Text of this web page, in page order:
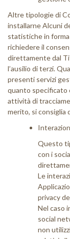
Altre tipologie di
installarne Alcuni
statistiche in
richiedere il
direttamente dal
l’ausilio di terzi.
presenti servizi
quanto specificato
attività di
merito, si consiglia
Questo
con i
Le
privacy
Nel caso
social
non